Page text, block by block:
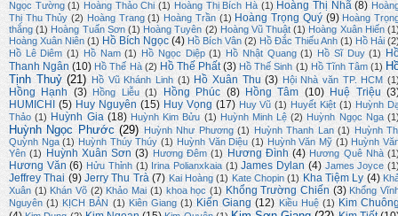
Ngọc Tường (1) Hoàng Thảo Chi (1) Hoàng Thị Bích Hà (1) Hoàng Thị Nhã (8)
Thị Thu Thủy (2) Hoàng Trang (1) Hoàng Trần (1) Hoàng Trọng Quý (9) Hoàng
thắng (1) Hoàng Tuấn Sơn (1) Hoàng Tuyên (2) Hoàng Vũ Thuật (1) Hoàng Xuân Hiến
Hoàng Xuân Niên (1) Hồ Bích Ngọc (4) Hồ Bích Vân (2) Hồ Đắc Thiếu Anh (1) Hồ Hải
Hồ Lê Diêm (1) Hồ Nam (1) Hồ Ngọc Diệp (1) Hồ Nhật Quang (1) Hồ Sĩ Duy (1)
Thanh Ngân (10) Hồ Thế Hà (2) Hồ Thế Phất (3) Hồ Thế Sinh (1) Hồ Tĩnh Tâm (1)
Tịnh Thuỷ (21) Hồ Vũ Khánh Linh (1) Hồ Xuân Thu (3) Hội Nhà văn TP. HCM
Hồng Hạnh (3) Hồng Liễu (1) Hồng Phúc (8) Hồng Tâm (10) Huệ Triệu
HUMICHI
(5) Huy Nguyên (15) Huy Vọng (17) Huy Vũ (1) Huyết Kiệt (1) Huỳnh
Thảo (1) Huỳnh Gia (18) Huỳnh Kim Bửu (1) Huỳnh Minh Lệ (2) Huỳnh Ngọc Nga
Huỳnh Ngọc Phước (29) Huỳnh Như Phương (1) Huỳnh Thanh Lan (1)
Huỳnh
Quỳnh Nga (1) Huỳnh Thúy Thúy (1) Huỳnh Văn Diệu (1) Huỳnh Văn Mỹ (1) Huỳnh
Yên (1) Huỳnh Xuân Sơn (3) Hương Đêm (1) Hương Đình (4) Hương Quê Nhà
Hương Văn (6) Hửu Thỉnh (1) Irina Polianxkaia (1) James Dylan (4) James Joyce
Jeffrey Thai (9) Jerry Thu Trà (7) Kai Hoàng (1) Kate Chopin (1) Kha Tiệm Ly (4)
Xuân (1) Khán Võ (2) Khảo Mai (1) khoa học (1) Khổng Trường Chiến (3) Khổng
Nguyên (1) KỊCH BẢN (1) Kiên Giang (1) Kiến Giang (12) Kiều Huệ (1) Kim